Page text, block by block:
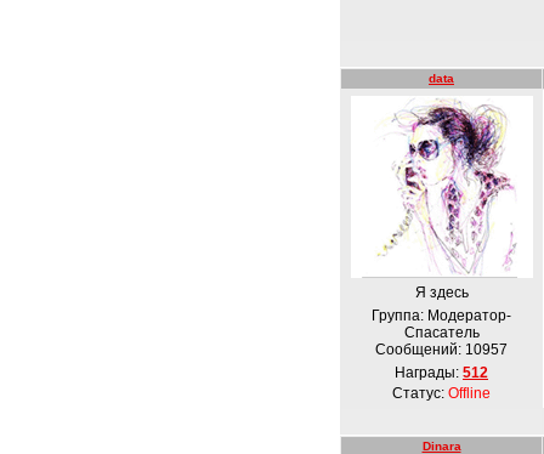
data
Я здесь
Группа: Модератор-
Спасатель
Сообщений: 10957
Награды: 512
Статус: Offline
Dinara